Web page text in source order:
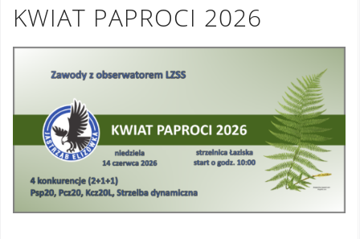
KWIAT PAPROCI 2026